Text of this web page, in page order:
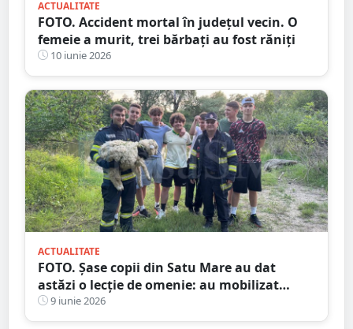
ACTUALITATE
FOTO. Accident mortal în județul vecin. O
femeie a murit, trei bărbați au fost răniți
10 iunie 2026
ACTUALITATE
FOTO. Șase copii din Satu Mare au dat
astăzi o lecție de omenie: au mobilizat
salvatorii pentru a salva un animal rănit
din Someș
9 iunie 2026